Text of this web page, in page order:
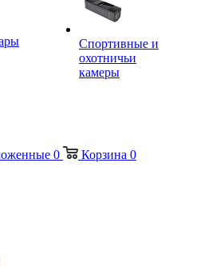
Спортивные и
охотничьи
камеры
0 Корзина 0